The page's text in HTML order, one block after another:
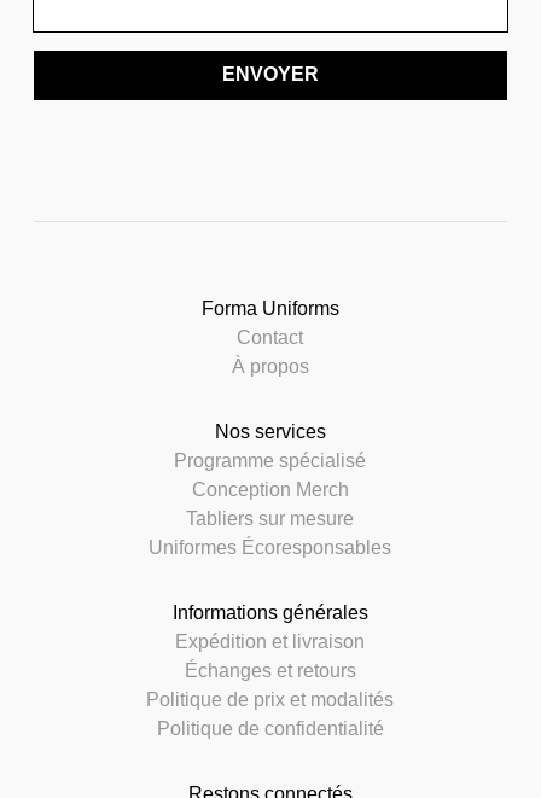
ENVOYER
Forma Uniforms
Contact
À propos
Nos services
Programme spécialisé
Conception Merch
Tabliers sur mesure
Uniformes Écoresponsables
Informations générales
Expédition et livraison
Échanges et retours
Politique de prix et modalités
Politique de confidentialité
Restons connectés